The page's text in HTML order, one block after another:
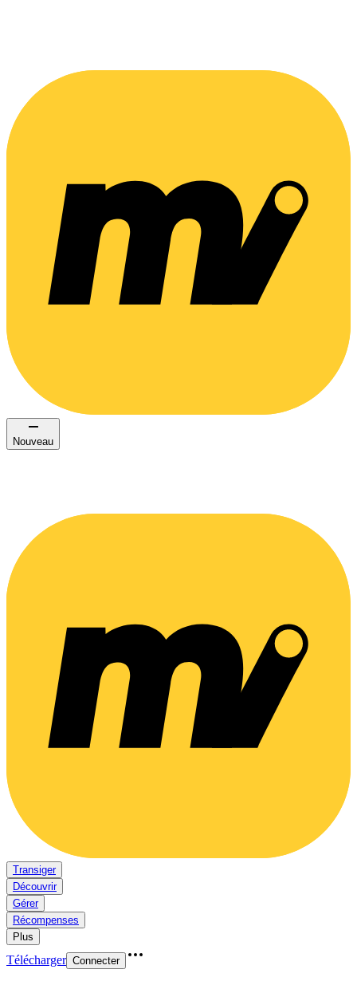
Nouveau
Transiger
Découvrir
Gérer
Récompenses
Plus
Télécharger Connecter